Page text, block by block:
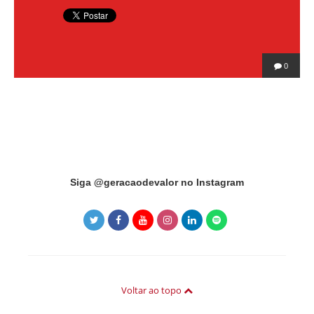
0
Instagram did not return a 200.
Siga @geracaodevalor no Instagram
Voltar ao topo